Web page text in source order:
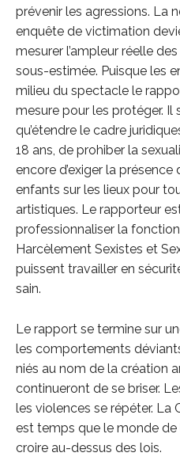
prévenir les agressions. La
enquête de victimation
mesurer l’ampleur réelle
sous-estimée. Puisque les
milieu du spectacle le
mesure pour les protéger. Il
qu’étendre le cadre
18 ans, de prohiber la
encore d’exiger la présence
enfants sur les lieux pour
artistiques. Le rapporteur
professionnaliser la
Harcèlement Sexistes et
puissent travailler en
sain.
Le rapport se termine sur
les comportements
niés au nom de la création
continueront de se briser.
les violences se répéter. La
est temps que le monde
croire au-dessus des lois.